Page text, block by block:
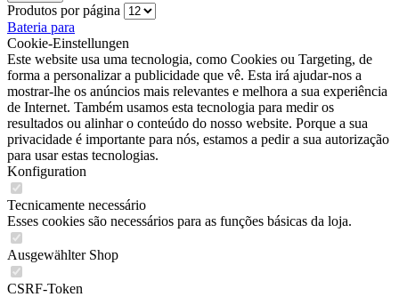
Produtos por página
Bateria para
Cookie-Einstellungen
Este website usa uma tecnologia, como Cookies ou Targeting, de
forma a personalizar a publicidade que vê. Esta irá ajudar-nos a
mostrar-lhe os anúncios mais relevantes e melhora a sua experiência
de Internet. Também usamos esta tecnologia para medir os
resultados ou alinhar o conteúdo do nosso website. Porque a sua
privacidade é importante para nós, estamos a pedir a sua autorização
para usar estas tecnologias.
Konfiguration
Tecnicamente necessário
Esses cookies são necessários para as funções básicas da loja.
Ausgewählter Shop
CSRF-Token